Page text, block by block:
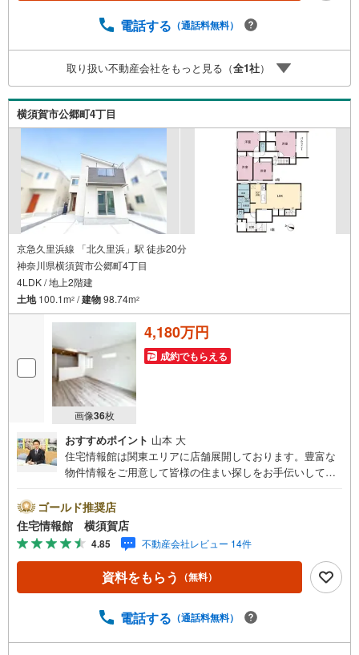
前に必ずお問い合わせください）毎日、ご見学・ご相談が
待ち合わせ、弊社へのご来社等ご相談下さい。○FPによる
ライフプランのシミュレーションライフプランにあった資
金計画や、住宅ローンのご相談など。○キッズスペースもご
用意しております○お車の無料提携駐車場がございます詳し
くは営業スタッフよりお伝えさせて頂きます。なんでもお
気軽にお申し付けくださいませ。
電話する （通話料無料）
取り扱い不動産会社をもっと見る（全1社）
横須賀市公郷町4丁目
京急久里浜線 「北久里浜」駅 徒歩20分
神奈川県横須賀市公郷町4丁目
4LDK / 地上2階建
土地100.1m2 /建物98.74m2
画像36枚
4,180万円
成約でもらえる
おすすめポイント 山本 大
住宅情報館は関東エリアに店舗展開しております。豊富な
物件情報をご用意して皆様の住まい探しをお手伝いしてお
さい。【営業時間 10:00～19:00 火曜・水曜（祝日の場
合は営業いたします）】「資料請求」「内覧」のお問い合
わせは上記時間内ですとスムーズにご対応が可能です。ス
タッフ一同お客様のお問合せをお待ちしております。【住
宅ローン相談会】開催中無理のない住宅ローンの試算やご
購入の際にかかる諸費用の概算も行っております。しっか
気軽にご相談ください。お客様第一主義をモット-にお引越
実に努めさせて頂きます。住宅情報館にお越し頂けたら、
ゴールド推奨店
住宅情報館 横須賀店
4.85 不動産会社レビュー 14件
資料をもらう （無料）
電話する （通話料無料）